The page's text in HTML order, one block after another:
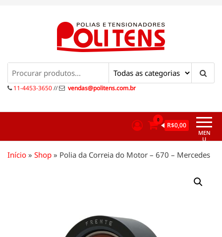
Politens Polias e tensionadores
11-4453-3650// vendas@politens.com.br
MEN
U
0
R$0,00
Início » Shop » Polia da Correia do Motor – 670 – Mercedes